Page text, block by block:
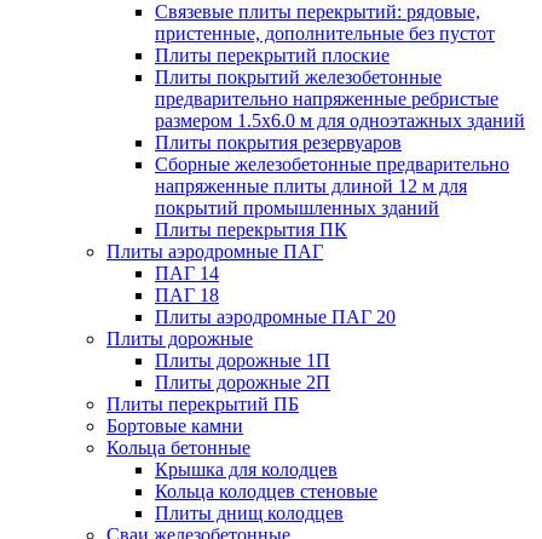
Связевые плиты перекрытий: рядовые,
пристенные, дополнительные без пустот
Плиты перекрытий плоские
Плиты покрытий железобетонные
предварительно напряженные ребристые
размером 1.5х6.0 м для одноэтажных зданий
Плиты покрытия резервуаров
Сборные железобетонные предварительно
напряженные плиты длиной 12 м для
покрытий промышленных зданий
Плиты перекрытия ПК
Плиты аэродромные ПАГ
ПАГ 14
ПАГ 18
Плиты аэродромные ПАГ 20
Плиты дорожные
Плиты дорожные 1П
Плиты дорожные 2П
Плиты перекрытий ПБ
Бортовые камни
Кольца бетонные
Крышка для колодцев
Кольца колодцев стеновые
Плиты днищ колодцев
Сваи железобетонные